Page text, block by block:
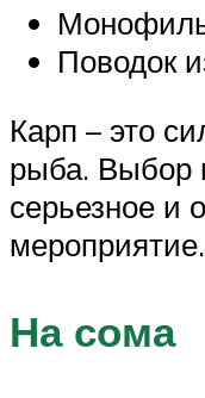
Поводок
Карп – это
рыба. Выбор
серьезное и
мероприятие.
На сома